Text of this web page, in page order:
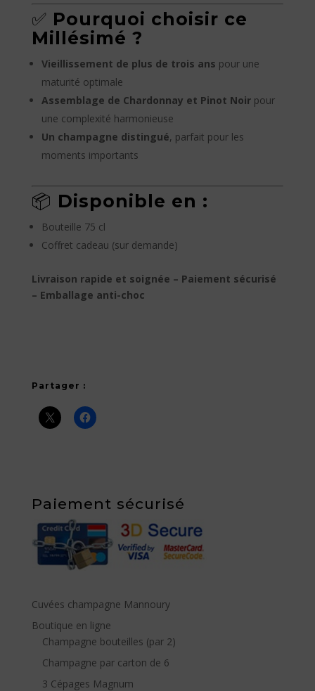
✅ Pourquoi choisir ce
Millésimé ?
Vieillissement de plus de trois ans pour une
maturité optimale
Assemblage de Chardonnay et Pinot Noirpour
une complexité harmonieuse
Un champagne distingué, parfait pour les
moments importants
📦 Disponible en :
Bouteille 75 cl
Coffret cadeau (sur demande)
Livraison rapide et soignée – Paiement sécurisé
– Emballage anti-choc
Partager :
Paiement sécurisé
Cuvées champagne Mannoury
Boutique en ligne
Champagne bouteilles (par 2)
Champagne par carton de 6
3 Cépages Magnum